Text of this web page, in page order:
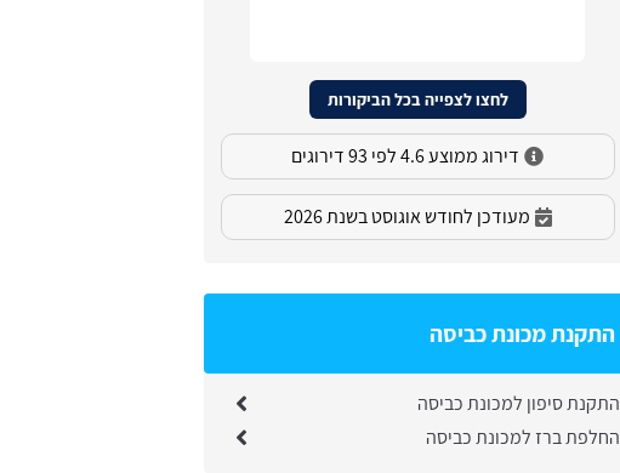
לחצו לצפייה בכל הביקורות
דירוג ממוצע 4.6 לפי 93 דירוגים
מעודכן לחודש אוגוסט בשנת 2026
התקנת מכונת כביסה
התקנת סיפון למכונת כביסה
החלפת ברז למכונת כביסה